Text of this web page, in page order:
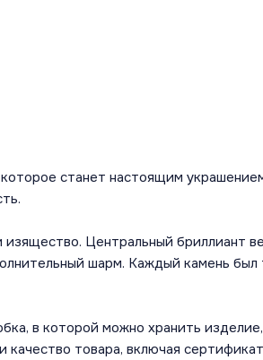
станет настоящим
Центральный бриллиант
шарм. Каждый камень
в которой можно хранить
товара, включая